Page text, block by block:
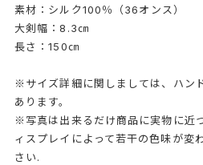
素材：シルク100％（36オンス）
大剣幅：8.3㎝
長さ：150㎝
※サイズ詳細に関しましては、ハン
あります。
※写真は出来るだけ商品に実物に近
ィスプレイによって若干の色味が変
さい.